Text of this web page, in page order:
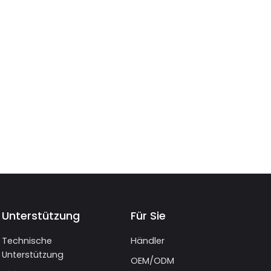
Unterstützung
Technische
Unterstützung
Für Sie
Händler
OEM/ODM